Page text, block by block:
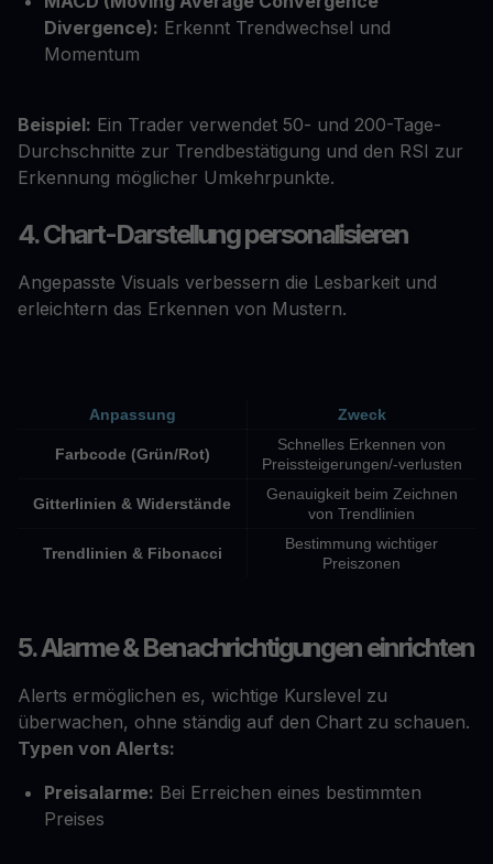
Divergence): Erkennt Trendwechsel und
Momentum
Beispiel: Ein Trader verwendet 50- und 200-Tage-
Durchschnitte zur Trendbestätigung und den RSI zur
Erkennung möglicher Umkehrpunkte.
4. Chart-Darstellung personalisieren
Angepasste Visuals verbessern die Lesbarkeit und
erleichtern das Erkennen von Mustern.
Anpassung Zweck
Farbcode (Grün/Rot)
Schnelles Erkennen von
Preissteigerungen/-verlusten
Gitterlinien & Widerstände
Genauigkeit beim Zeichnen
von Trendlinien
Trendlinien & Fibonacci
Bestimmung wichtiger
Preiszonen
5. Alarme & Benachrichtigungen einrichten
Alerts ermöglichen es, wichtige Kurslevel zu
überwachen, ohne ständig auf den Chart zu schauen.
Typen von Alerts:
Preisalarme: Bei Erreichen eines bestimmten
Preises